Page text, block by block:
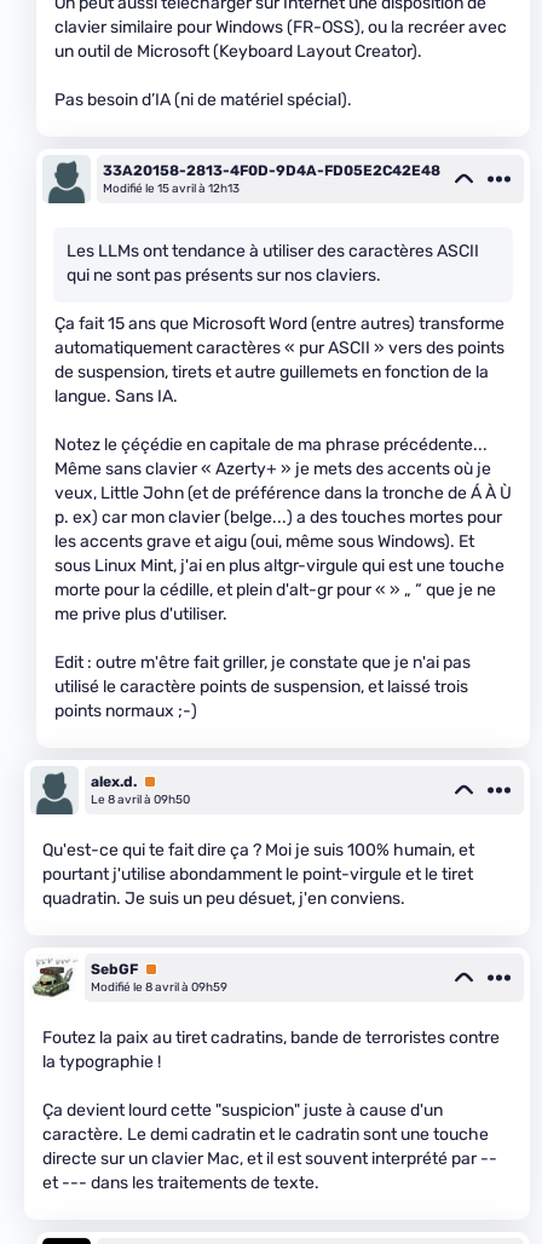
clavier similaire pour Windows (FR-OSS), ou la recréer avec
un outil de Microsoft (Keyboard Layout Creator).
Pas besoin d’IA (ni de matériel spécial).
33A20158-2813-4F0D-9D4A-FD05E2C42E48
Modifié le 15 avril à 12h13
Les LLMs ont tendance à utiliser des caractères ASCII
qui ne sont pas présents sur nos claviers.
Ça fait 15 ans que Microsoft Word (entre autres) transforme
automatiquement caractères « pur ASCII » vers des points
de suspension, tirets et autre guillemets en fonction de la
langue. Sans IA.
Notez le çéçédie en capitale de ma phrase précédente...
Même sans clavier « Azerty+ » je mets des accents où je
veux, Little John (et de préférence dans la tronche de Á À Ù
p. ex) car mon clavier (belge...) a des touches mortes pour
les accents grave et aigu (oui, même sous Windows). Et
sous Linux Mint, j'ai en plus altgr-virgule qui est une touche
morte pour la cédille, et plein d'alt-gr pour « » „ “ que je ne
me prive plus d'utiliser.
Edit : outre m'être fait griller, je constate que je n'ai pas
utilisé le caractère points de suspension, et laissé trois
points normaux ;-)
alex.d. Premium
Le 8 avril à 09h50
Qu'est-ce qui te fait dire ça ? Moi je suis 100% humain, et
pourtant j'utilise abondamment le point-virgule et le tiret
quadratin. Je suis un peu désuet, j'en conviens.
SebGF Premium
Modifié le 8 avril à 09h59
Foutez la paix au tiret cadratins, bande de terroristes contre
la typographie !
Ça devient lourd cette "suspicion" juste à cause d'un
caractère. Le demi cadratin et le cadratin sont une touche
directe sur un clavier Mac, et il est souvent interprété par --
et --- dans les traitements de texte.